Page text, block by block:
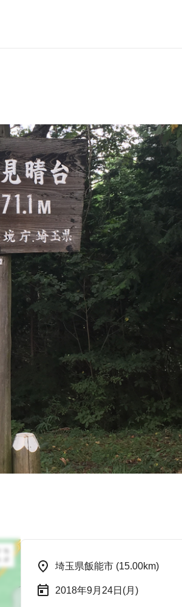
埼玉県飯能市 (15.00km)
2018年9月24日(月)